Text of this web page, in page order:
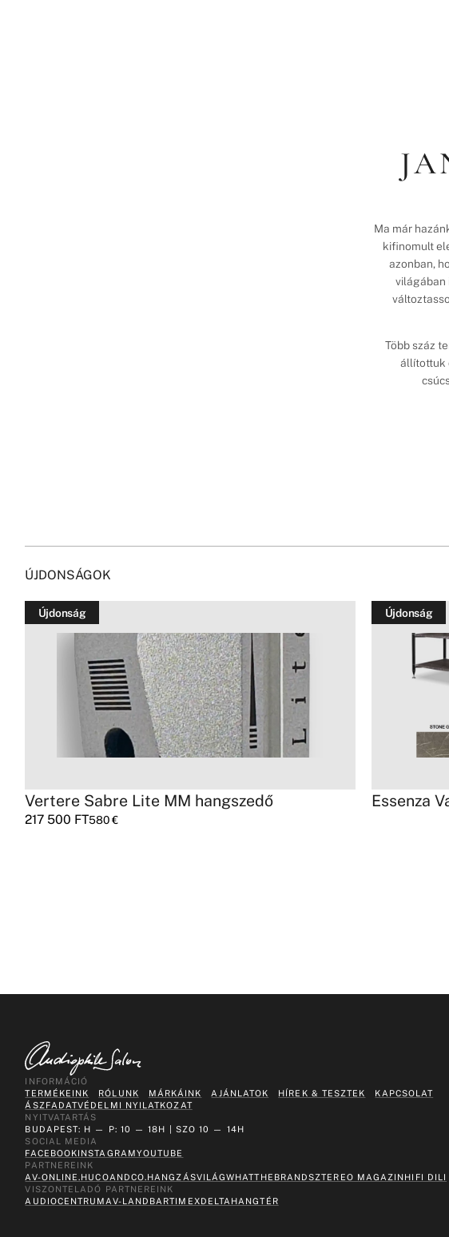
Ma már
kifinomult
azonban,
világában
Több száz
állítottuk
ÚJDONSÁGOK
Újdonság
Vertere Sabre Lite MM hangszedő
217 500 FT580€
Újdonság
Essenza
INFORMÁCIÓ
TERMÉKEINK
RÓLUNK MÁRKÁINK AJÁNLATOK HÍREK & TESZTEK
KAPCSOLAT
ÁSZFADATVÉDELMI NYILATKOZAT
NYITVATARTÁS
BUDAPEST: H — P: 10 — 18H | SZO 10 — 14H
SOCIAL MEDIA
FACEBOOKINSTAGRAMYOUTUBE
PARTNEREINK
AV-ONLINE.HUCOANDCO.HANGZÁSVILÁGWHATTHEBRANDSZTEREO MAGAZINHIFI DILI
VISZONTELADÓ PARTNEREINK
AUDIOCENTRUM AV-LAND BARTIMEXDELTA HANGTÉR